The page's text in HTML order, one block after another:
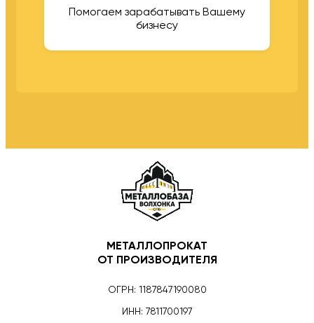
Помогаем зарабатывать Вашему
бизнесу
МЕТАЛЛОПРОКАТ
ОТ ПРОИЗВОДИТЕЛЯ
ОГРН: 1187847190080
ИНН: 7811700197